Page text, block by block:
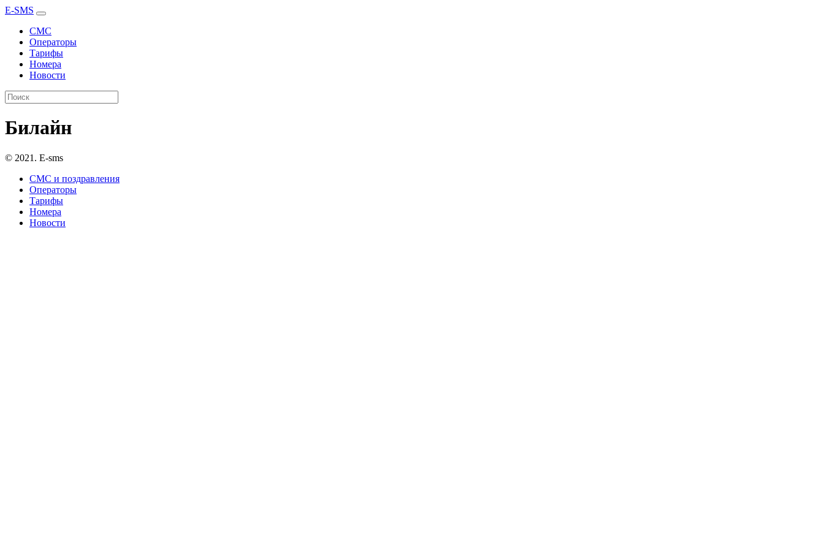
E-SMS
СМС
Операторы
Тарифы
Номера
Новости
Билайн
© 2021. E-sms
СМС и поздравления
Операторы
Тарифы
Номера
Новости